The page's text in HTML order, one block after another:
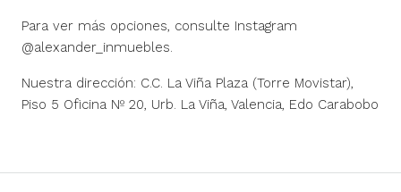
Para ver más opciones, consulte Instagram
@alexander_inmuebles.
Nuestra dirección: C.C. La Viña Plaza (Torre Movistar),
Piso 5 Oficina Nº 20, Urb. La Viña, Valencia, Edo Carabobo